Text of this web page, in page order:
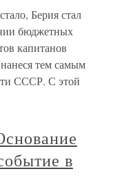
Берия стал
бюджетных
капитанов
тем самым
СССР. С этой
в